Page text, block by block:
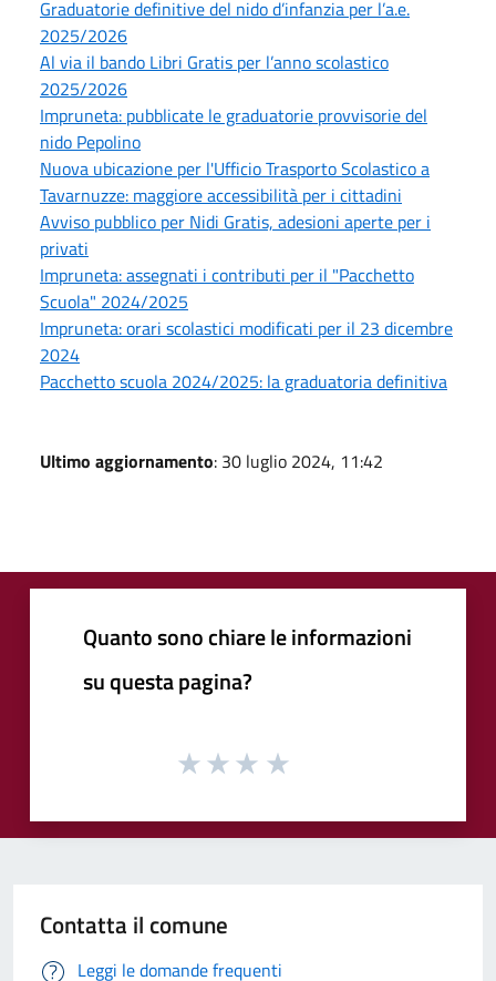
Graduatorie definitive del nido d’infanzia per l’a.e.
2025/2026
Al via il bando Libri Gratis per l’anno scolastico
2025/2026
Impruneta: pubblicate le graduatorie provvisorie del
nido Pepolino
Nuova ubicazione per l'Ufficio Trasporto Scolastico a
Tavarnuzze: maggiore accessibilità per i cittadini
Avviso pubblico per Nidi Gratis, adesioni aperte per i
privati
Impruneta: assegnati i contributi per il "Pacchetto
Scuola" 2024/2025
Impruneta: orari scolastici modificati per il 23 dicembre
2024
Pacchetto scuola 2024/2025: la graduatoria definitiva
Ultimo aggiornamento: 30 luglio 2024, 11:42
Quanto sono chiare le informazioni
su questa pagina?
Contatta il comune
Leggi le domande frequenti